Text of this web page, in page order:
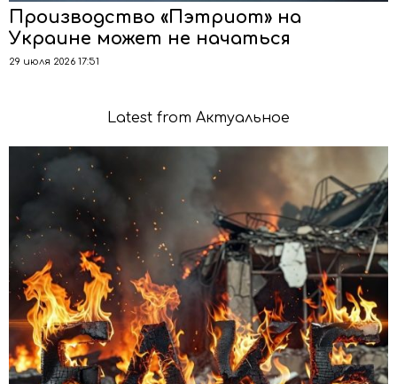
Производство «Пэтриот» на
Украине может не начаться
29 июля 2026 17:51
Latest from Актуальное